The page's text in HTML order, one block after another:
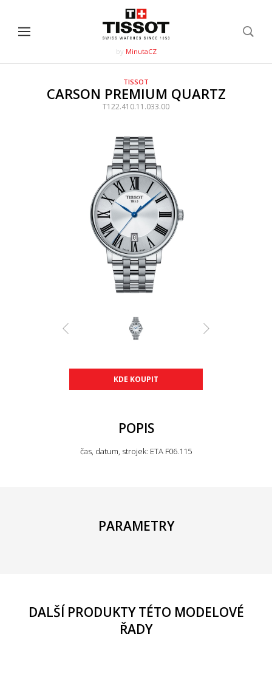
by MinutaCZ
TISSOT
CARSON PREMIUM QUARTZ
T122.410.11.033.00
KDE KOUPIT
POPIS
čas, datum, strojek: ETA F06.115
PARAMETRY
DALŠÍ PRODUKTY TÉTO MODELOVÉ
ŘADY